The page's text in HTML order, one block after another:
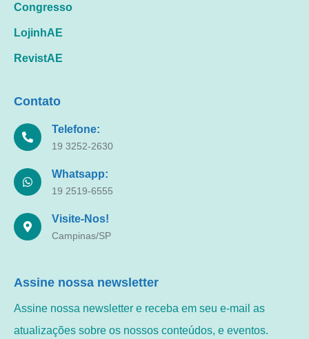
Congresso
LojinhAE
RevistAE
Contato
Telefone:
19 3252-2630
Whatsapp:
19 2519-6555
Visite-Nos!
Campinas/SP
Assine nossa newsletter
Assine nossa newsletter e receba em seu e-mail as
atualizações sobre os nossos conteúdos, e eventos.